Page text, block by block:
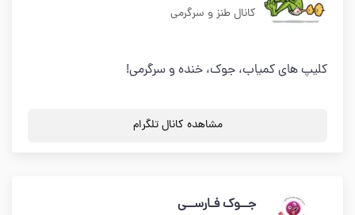
کانال طنز و سرگرمی
کلیپ های کمیاب، جوک، خنده و سرگرمی!
مشاهده کانال تلگرام
جــوک فـارســی